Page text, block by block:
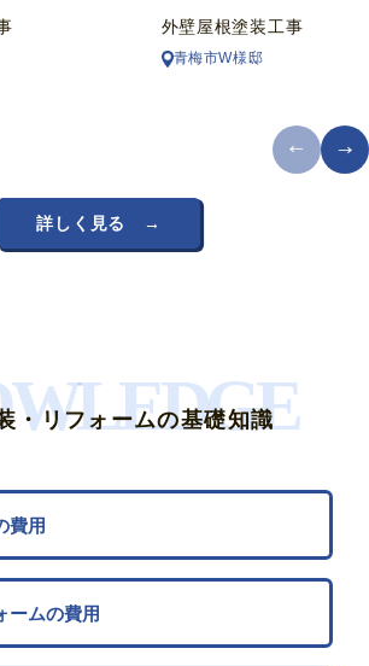
外壁屋根塗装工事
青梅市W様邸
詳しく見る →
・リフォームの基礎知識
費用
ームの費用